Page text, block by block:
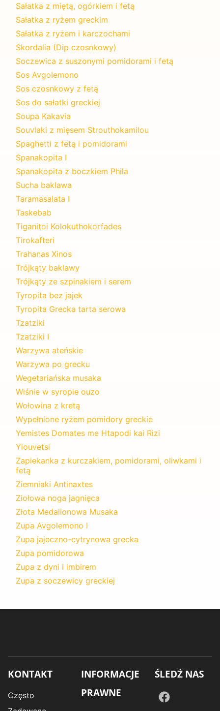
Sałatka z miętą, ogórkiem i fetą
Sałatka z ryżem greckim
Sałatka z ryżem i karczochami
Skordalia (Dip czosnkowy)
Soczewica z suszonymi pomidorami i fetą
Sos Avgolemono
Sos czosnkowy z fetą
Sos do sałatki greckiej
Soupa Kakavia
Souvlaki z mięsem Strouthokamilou
Spaghetti z fetą i pomidorami
Spanakopita I
Spanakopita z boczkiem Phila
Sucha baklawa
Taramasalata I
Taskebab
Tiganitoi Kolokuthokorfades
Tirokafteri
Trahanas Xinos
Trójkąty baklawy
Trójkąty ze szpinakiem i serem
Tyropita bez jajek
Tyropita Grecka tarta serowa
Tzatziki
Tzatziki I
Warzywa ateńskie
Warzywa po grecku
Wegetariańska musaka
Wiśnie w syropie ouzo
Wołowina z kretą
Wypełnione ryżem pomidory greckie
Yemistes Domates me Htapodi kai Rizi
Yiouvetsi
Zapiekanka z kurczakiem, pomidorami, oliwkami i
fetą
Ziemniaki Antinaxtes
Ziołowa noga jagnięca
Złota Medalionowa Musaka
Zupa Avgolemono I
Zupa jajeczno-cytrynowa grecka
Zupa pomidorowa
Zupa z dyni i imbirem
Zupa z soczewicy greckiej
KONTAKT
Często
INFORMACJE
PRAWNE
ŚLEDŹ NAS